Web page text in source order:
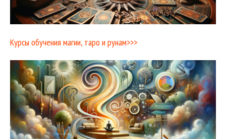
Курсы обучения магии, таро и рунам>>>